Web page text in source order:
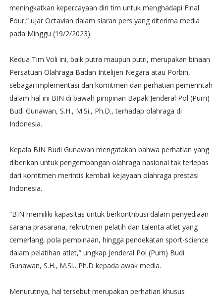
meningkatkan kepercayaan diri tim untuk menghadapi Final
Four,” ujar Octavian dalam siaran pers yang diterima media
pada Minggu (19/2/2023).
Kedua Tim Voli ini, baik putra maupun putri, merupakan binaan
Persatuan Olahraga Badan Intelijen Negara atau Porbin,
sebagai implementasi dari komitmen dan perhatian pemerintah
dalam hal ini BIN di bawah pimpinan Bapak Jenderal Pol (Purn)
Budi Gunawan, S.H., M.Si., Ph.D., terhadap olahraga di
Indonesia.
Kepala BIN Budi Gunawan mengatakan bahwa perhatian yang
diberikan untuk pengembangan olahraga nasional tak terlepas
dari komitmen merintis kembali kejayaan olahraga prestasi
Indonesia.
“BIN memiliki kapasitas untuk berkontribusi dalam penyediaan
sarana prasarana, rekrutmen pelatih dan talenta atlet yang
cemerlang, pola pembinaan, hingga pendekatan sport-science
dalam pelatihan atlet,” ungkap Jenderal Pol (Purn) Budi
Gunawan, S.H., M.Si., Ph.D kepada awak media.
Menurutnya, hal tersebut merupakan perhatian khusus